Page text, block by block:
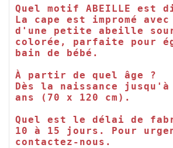
Quel motif ABEILLE est
La cape est impromé
d'une petite abeille
colorée, parfaite pour
bain de bébé.
À partir de quel âge ?
Dès la naissance
ans (70 x 120 cm).
Quel est le délai de
10 à 15 jours. Pour
contactez-nous.